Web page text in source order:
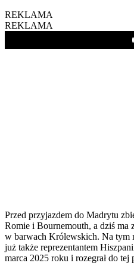
REKLAMA
REKLAMA
Przed przyjazdem do Madrytu
Romie i Bournemouth, a dziś ma
w barwach Królewskich. Na tym
już także reprezentantem
marca 2025 roku i rozegrał do tej